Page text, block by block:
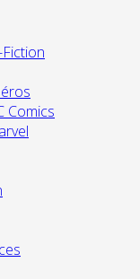
Comics